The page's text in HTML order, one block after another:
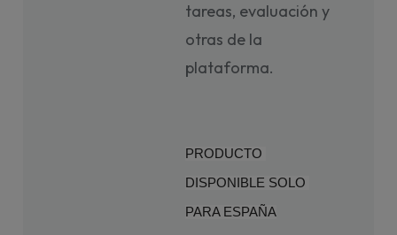
tareas, evaluación y
otras de la
plataforma.
PRODUCTO
DISPONIBLE SOLO
PARA ESPAÑA